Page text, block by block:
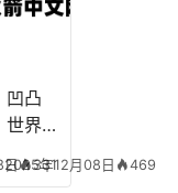
神武
龙宫
怎么
日 331
凹凸
世界
全部
2025年12月08日 469